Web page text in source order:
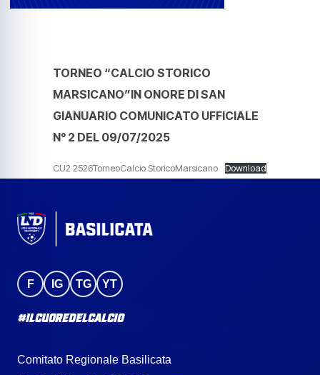
TORNEO “CALCIO STORICO
MARSICANO”IN ONORE DI SAN
GIANUARIO COMUNICATO UFFICIALE
N° 2 DEL 09/07/2025
CU2 2526TorneoCalcio StoricoMarsicano Download
F IG TG YT
#IlCuoreDelCalcio
Comitato Regionale Basilicata